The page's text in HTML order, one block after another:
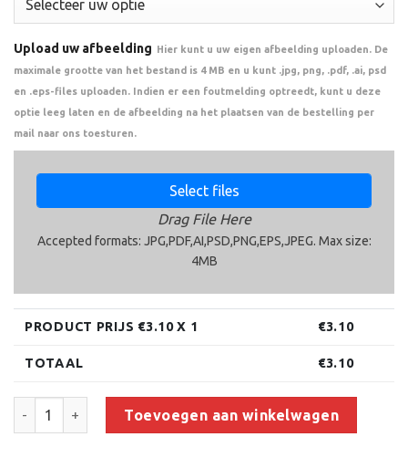
Upload uw afbeelding Hier kunt u uw eigen afbeelding uploaden. De
maximale grootte van het bestand is 4 MB en u kunt .jpg, png, .pdf, .ai, psd
en .eps-files uploaden. Indien er een foutmelding optreedt, kunt u deze
optie leeg laten en de afbeelding na het plaatsen van de bestelling per
mail naar ons toesturen.
Select files
Drag File Here
Accepted formats: JPG,PDF,AI,PSD,PNG,EPS,JPEG. Max size:
4MB
PRODUCT PRIJS €3.10X 1 €3.10
TOTAAL €3.10
Toevoegen aan winkelwagen